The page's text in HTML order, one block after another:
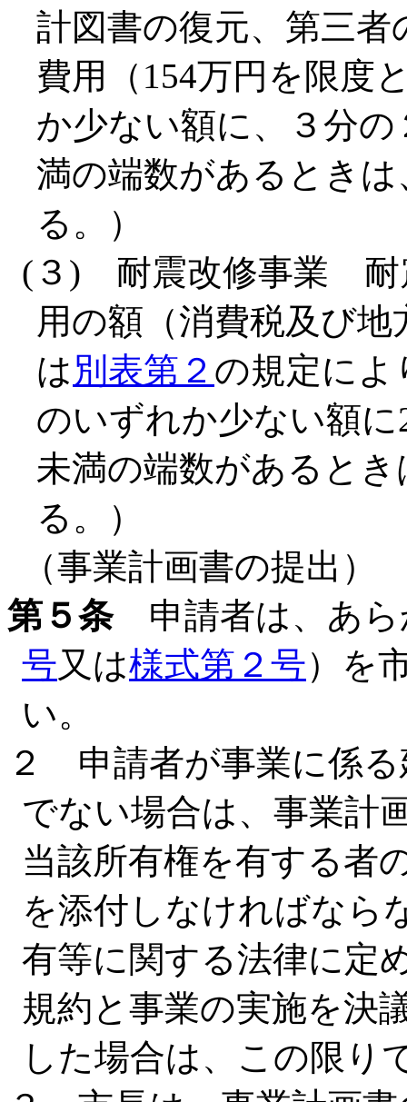
計図書の復元、第三
費用（154万円を限度
か少ない額に、３分
満の端数があるとき
る。）
(３) 耐震改修事業 耐
用の額（消費税及び
は別表第２ の規定によ
のいずれか少ない額
未満の端数があると
る。）
（事業計画書の提出）
第５条申請者は、あら
号又は様式第２号）を
い。
２ 申請者が事業に係
でない場合は、事業計
当該所有権を有する者
を添付しなければなら
有等に関する法律に定
規約と事業の実施を決
した場合は、この限り